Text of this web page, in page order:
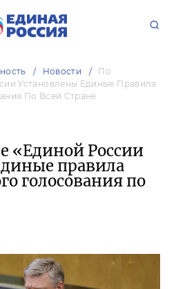
Новости
По
Установлены Единые Правила
По Всей Стране
«Единой России
правила
голосования по